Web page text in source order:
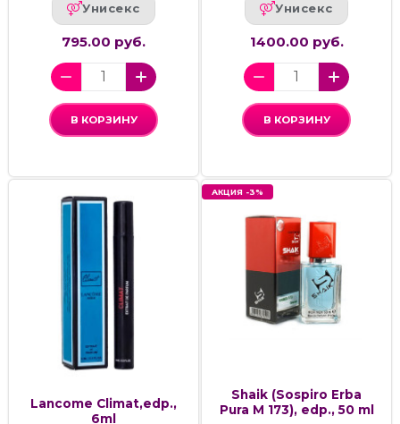
Унисекс
795.00 руб.
В КОРЗИНУ
Унисекс
1400.00 руб.
В КОРЗИНУ
Lancome Climat,edp.,
6ml
АКЦИЯ -3%
Shaik (Sospiro Erba
Pura M 173), edp., 50 ml